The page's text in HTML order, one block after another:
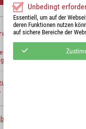
ein Konto?
die notwendigen
Benutzerkonto
Unbedingt
Essentiell, um auf der
deren Funktionen nutzen
auf sichere Bereiche der